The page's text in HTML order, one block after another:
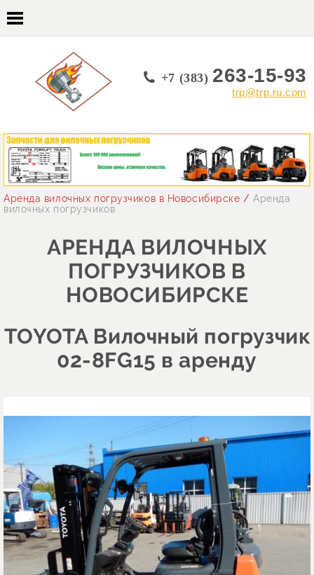
+7 (383) 263-15-93
trp@trp.ru.com
Аренда вилочных погрузчиков в Новосибирске /Аренда
вилочных погрузчиков
АРЕНДА ВИЛОЧНЫХ
ПОГРУЗЧИКОВ В
НОВОСИБИРСКЕ
TOYOTA Вилочный погрузчик
02-8FG15 в аренду